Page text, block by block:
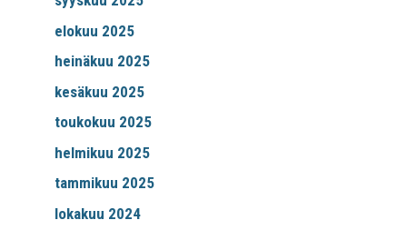
elokuu 2025
heinäkuu 2025
kesäkuu 2025
toukokuu 2025
helmikuu 2025
tammikuu 2025
lokakuu 2024